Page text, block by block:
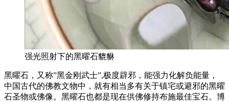
强光照射下的黑曜石貔貅
黑曜石，又称”黑金刚武士”,极度辟邪，能强力化解负能量，
中国古代的佛教文物中，就有相当多有关于镇宅或避邪的黑曜
石圣物或佛像。黑曜石也都是现在供佛修持布施最佳宝石。博